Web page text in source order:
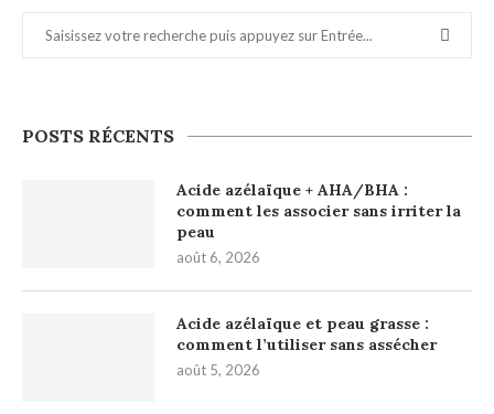
POSTS RÉCENTS
Acide azélaïque + AHA/BHA :
comment les associer sans irriter la
peau
août 6, 2026
Acide azélaïque et peau grasse :
comment l’utiliser sans assécher
août 5, 2026